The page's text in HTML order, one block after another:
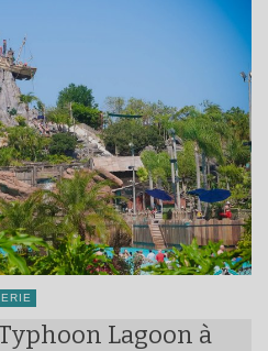
Lagoon à